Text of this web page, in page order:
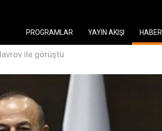
PROGRAMLAR
YAYIN AKIŞI HABER
ile görüştü